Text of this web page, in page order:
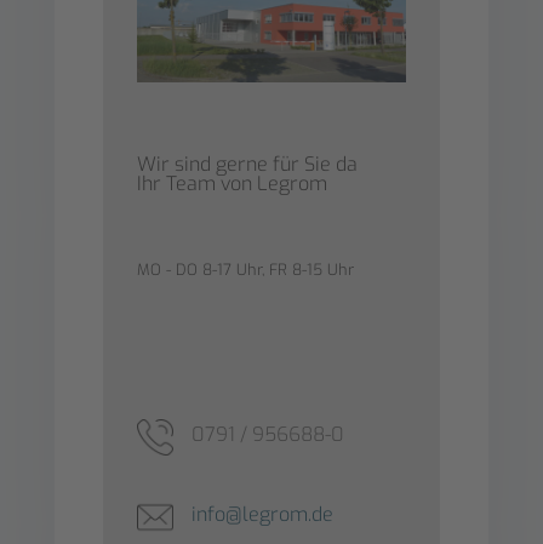
Wir sind gerne für Sie da
Ihr Team von Legrom
MO - DO 8-17 Uhr, FR 8-15 Uhr
0791 / 956688-0
info@legrom.de